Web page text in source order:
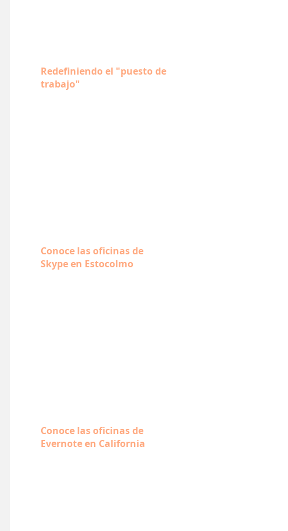
Redefiniendo el "puesto de
trabajo"
Conoce las oficinas de
Skype en Estocolmo
Conoce las oficinas de
Evernote en California